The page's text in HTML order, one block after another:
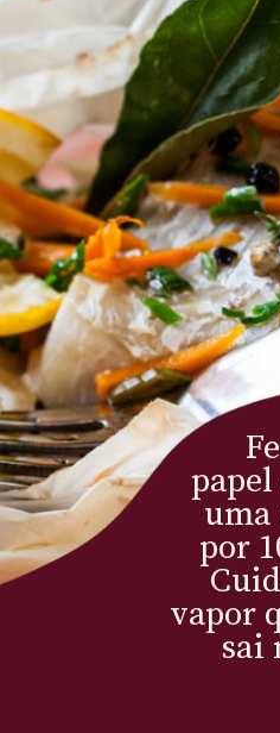
papel
uma
por
vapor
sai